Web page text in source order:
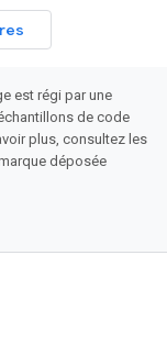
est régi par une
de code
plus, consultez les
déposée